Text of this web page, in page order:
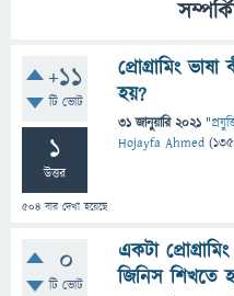
+11
টি ভোট
1
উত্তর
504 বার দেখা হয়েছে
প্রোগ্রামিং
হয়?
31 জানুয়ারি 2021 "
Hojayfa Ahmed (
0
টি ভোট
একটা
জিনিস শিখতে